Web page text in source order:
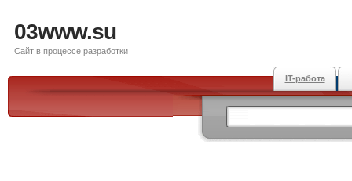
03www.su
Сайт в процессе разработки
IT-работа